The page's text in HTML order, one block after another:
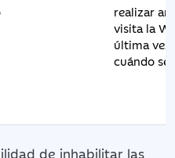
realizar
visita la
última vez
cuándo se
de inhabilitar las